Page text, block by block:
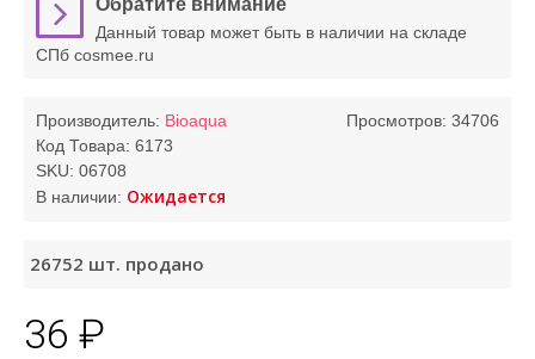
Данный товар может быть в наличии на складе
СПб cosmee.ru
Просмотров: 34706
Производитель: Bioaqua
Код Товара: 6173
SKU: 06708
В наличии: Ожидается
26752 шт. продано
36 ₽